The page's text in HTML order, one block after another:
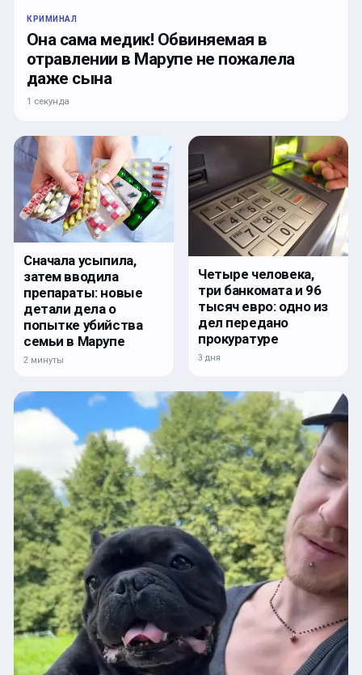
КРИМИНАЛ
Она сама медик! Обвиняемая в
отравлении в Марупе не пожалела
даже сына
1 секунда
Сначала усыпила,
затем вводила
препараты: новые
детали дела о
попытке убийства
семьи в Марупе
2 минуты
Четыре человека,
три банкомата и 96
тысяч евро: одно из
дел передано
прокуратуре
3 дня